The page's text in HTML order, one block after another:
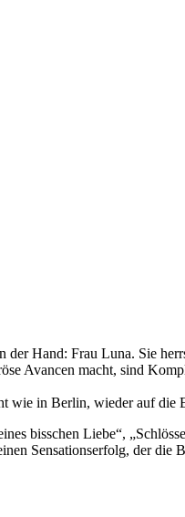
Hand: Frau Luna. Sie
Avancen macht, sind
wie in Berlin, wieder auf die
bisschen Liebe“,
Sensationserfolg, der die